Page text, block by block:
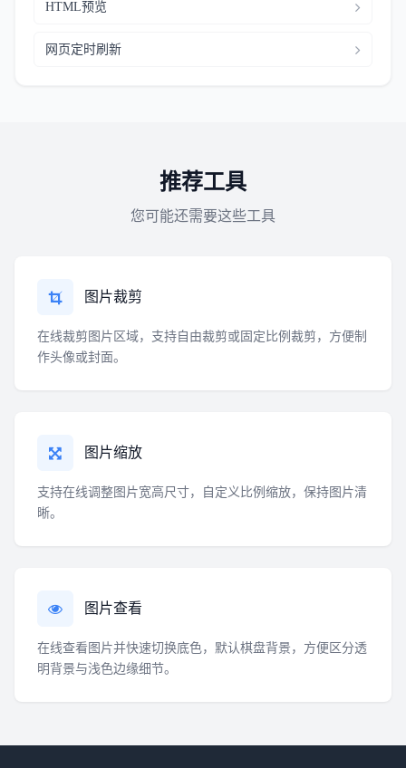
HTML预览
网页定时刷新
推荐工具
您可能还需要这些工具
图片裁剪
在线裁剪图片区域，支持自由裁剪或固定比例裁剪，方便制
作头像或封面。
图片缩放
支持在线调整图片宽高尺寸，自定义比例缩放，保持图片清
晰。
图片查看
在线查看图片并快速切换底色，默认棋盘背景，方便区分透
明背景与浅色边缘细节。